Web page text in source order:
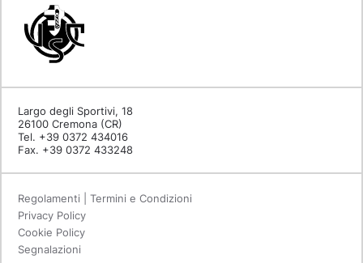
Largo degli Sportivi, 18
26100 Cremona (CR)
Tel. +39 0372 434016
Fax. +39 0372 433248
Regolamenti | Termini e Condizioni
Privacy Policy
Cookie Policy
Segnalazioni